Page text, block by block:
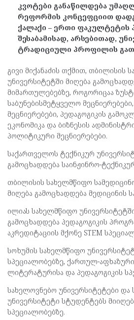
კვოტები განაწილდება
რეფორმის კონცეფციით
ქალაქი – ერთი ფაკულტეტის
შესაბამისად, არსებითად,
ტრადიციული პროფილის
გივი მიქანაძის თქმით, თბილისის
უნივერსიტეტში მიღება
მიმართულებებზე, როგორიცაა
საბუნებისმეტყველო
მეცნიერებები, პედაგოგიკის
ეკონომიკა და ბიზნესის
პოლიტიკური მეცნიერებები.
საქართველოს ტექნიკურ
გამოცხადდება საინჟინრო-
თბილისის სახელმწიფო
მიღება გამოცხადდება მედიცინის
ილიას სახელმწიფო
გამოცხადდება პედაგოგიკის
აკრედიტაციის მქონე STEM
სოხუმის სახელმწიფო
სპეციალობებზე, ქართულ-
ლიტერატურისა და პედაგოგიკის
სახელოვნებო უნივერსიტეტები და
უნივერსიტეტი სტუდენტებს
სპეციალობებზე.